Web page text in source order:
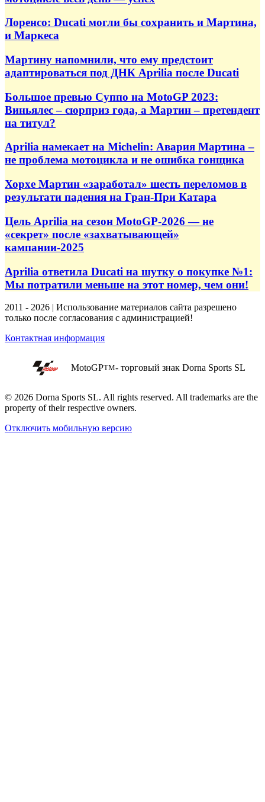
Лоренсо: Ducati могли бы сохранить и Мартина,
и Маркеса
Мартину напомнили, что ему предстоит
адаптироваться под ДНК Aprilia после Ducati
Большое превью Суппо на MotoGP 2023:
Виньялес – сюрприз года, а Мартин – претендент
на титул?
Aprilia намекает на Michelin: Авария Мартина –
не проблема мотоцикла и не ошибка гонщика
Хорхе Мартин «заработал» шесть переломов в
результати падения на Гран-При Катара
Цель Aprilia на сезон MotoGP‑2026 — не
«секрет» после «захватывающей»
кампании‑2025
Aprilia ответила Ducati на шутку о покупке №1:
Мы потратили меньше на этот номер, чем они!
2011 - 2026 | Использование материалов сайта разрешено
только после согласования с администрацией!
Контактная информация
MotoGPTM- торговый знак Dorna Sports SL
© 2026 Dorna Sports SL. All rights reserved. All trademarks are the
property of their respective owners.
Отключить мобильную версию